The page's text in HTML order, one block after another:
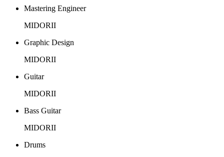
Mastering Engineer
MIDORII
Graphic Design
MIDORII
Guitar
MIDORII
Bass Guitar
MIDORII
Drums